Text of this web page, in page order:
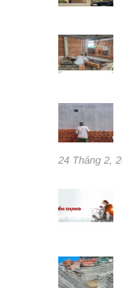
24 Tháng 2,